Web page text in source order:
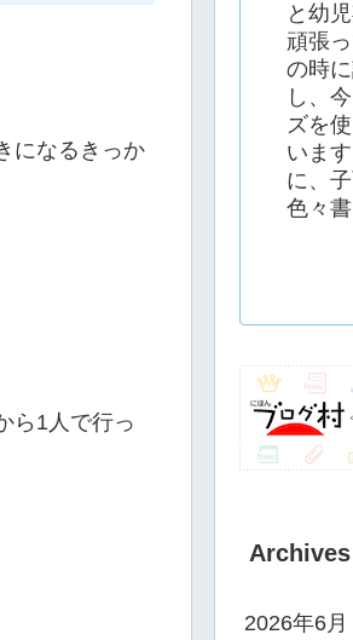
になるきっか
ら1人で行っ
と幼
頑張
の時
し、
ズを
いま
に、
色々書
Archives
2026年6月